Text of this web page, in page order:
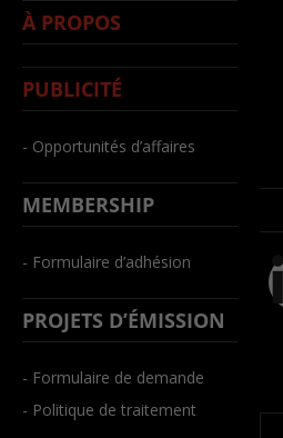
À PROPOS
PUBLICITÉ
- Opportunités d’affaires
MEMBERSHIP
- Formulaire d’adhésion
PROJETS D’ÉMISSION
- Formulaire de demande
- Politique de traitement